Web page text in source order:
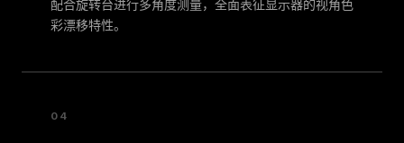
配合旋转台进行多角度测量，全面表征显示器的视角色
彩漂移特性。
04